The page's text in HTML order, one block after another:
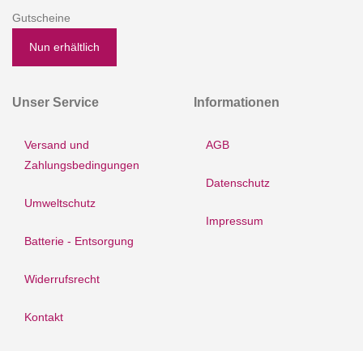
Gutscheine
Nun erhältlich
Unser Service
Versand und
Zahlungsbedingungen
Umweltschutz
Batterie - Entsorgung
Widerrufsrecht
Kontakt
Informationen
AGB
Datenschutz
Impressum